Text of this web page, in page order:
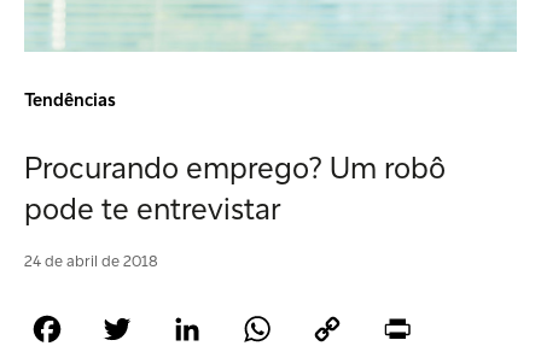
Tendências
Procurando emprego? Um robô
pode te entrevistar
24 de abril de 2018
Facebook Twitter LinkedIn WhatsAppCopy